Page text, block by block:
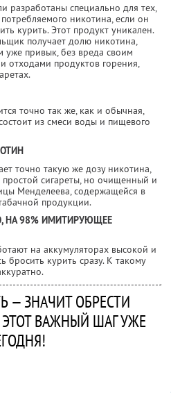
разработаны специально для тех,
никотина, если он
курить. Этот продукт уникален.
получает долю никотина,
уже привык, без вреда своим
отходами продуктов горения,
точно так же, как и обычная,
из смеси воды и пищевого
точно такую же дозу никотина,
сигареты, но очищенный и
Менделеева, содержащейся в
продукции.
НА 98% ИМИТИРУЮЩЕЕ
на аккумуляторах высокой и
бросить курить сразу. К такому
— ЗНАЧИТ ОБРЕСТИ
ВАЖНЫЙ ШАГ УЖЕ